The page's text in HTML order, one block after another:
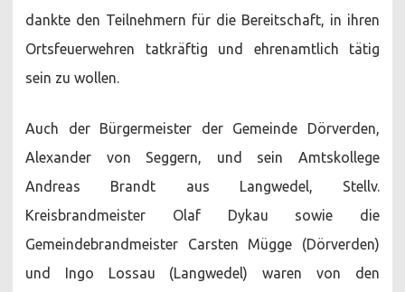
dankte den Teilnehmern für die Bereitschaft, in ihren
Ortsfeuerwehren tatkräftig und ehrenamtlich tätig
sein zu wollen.
Auch der Bürgermeister der Gemeinde Dörverden,
Alexander von Seggern, und sein Amtskollege
Andreas Brandt aus Langwedel, Stellv.
Kreisbrandmeister Olaf Dykau sowie die
Gemeindebrandmeister Carsten Mügge (Dörverden)
und Ingo Lossau (Langwedel) waren von den